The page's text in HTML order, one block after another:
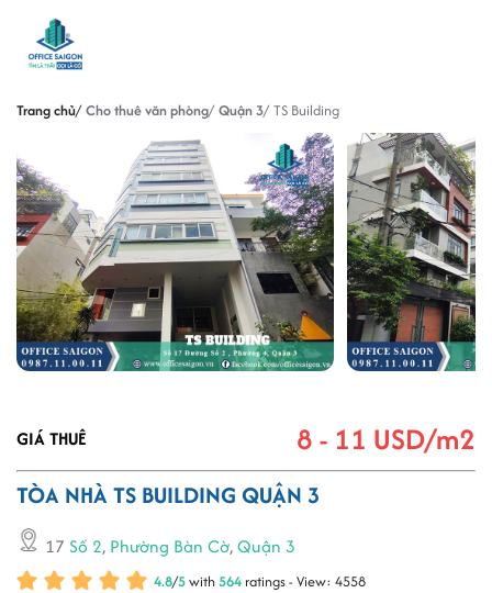
Trang chủ Cho thuê văn phòng Quận 3 TS Building
GIÁ THUÊ 8 - 11 USD/m2
TÒA NHÀ TS BUILDING QUẬN 3
17 Số 2, Phường Bàn Cờ,Quận 3
4.8/5with564 ratings - View: 4558